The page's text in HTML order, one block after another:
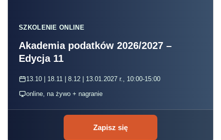
SZKOLENIE ONLINE
Akademia podatków 2026/2027 –
Edycja 11
13.10 | 18.11 | 8.12 | 13.01.2027 r., 10:00-15:00
online, na żywo + nagranie
Zapisz się